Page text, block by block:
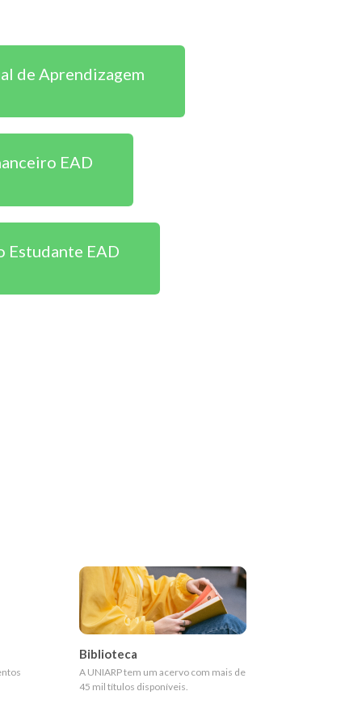
de Aprendizagem
EAD
Estudante EAD
Biblioteca
A UNIARP tem um acervo com mais de
45 mil títulos disponíveis.